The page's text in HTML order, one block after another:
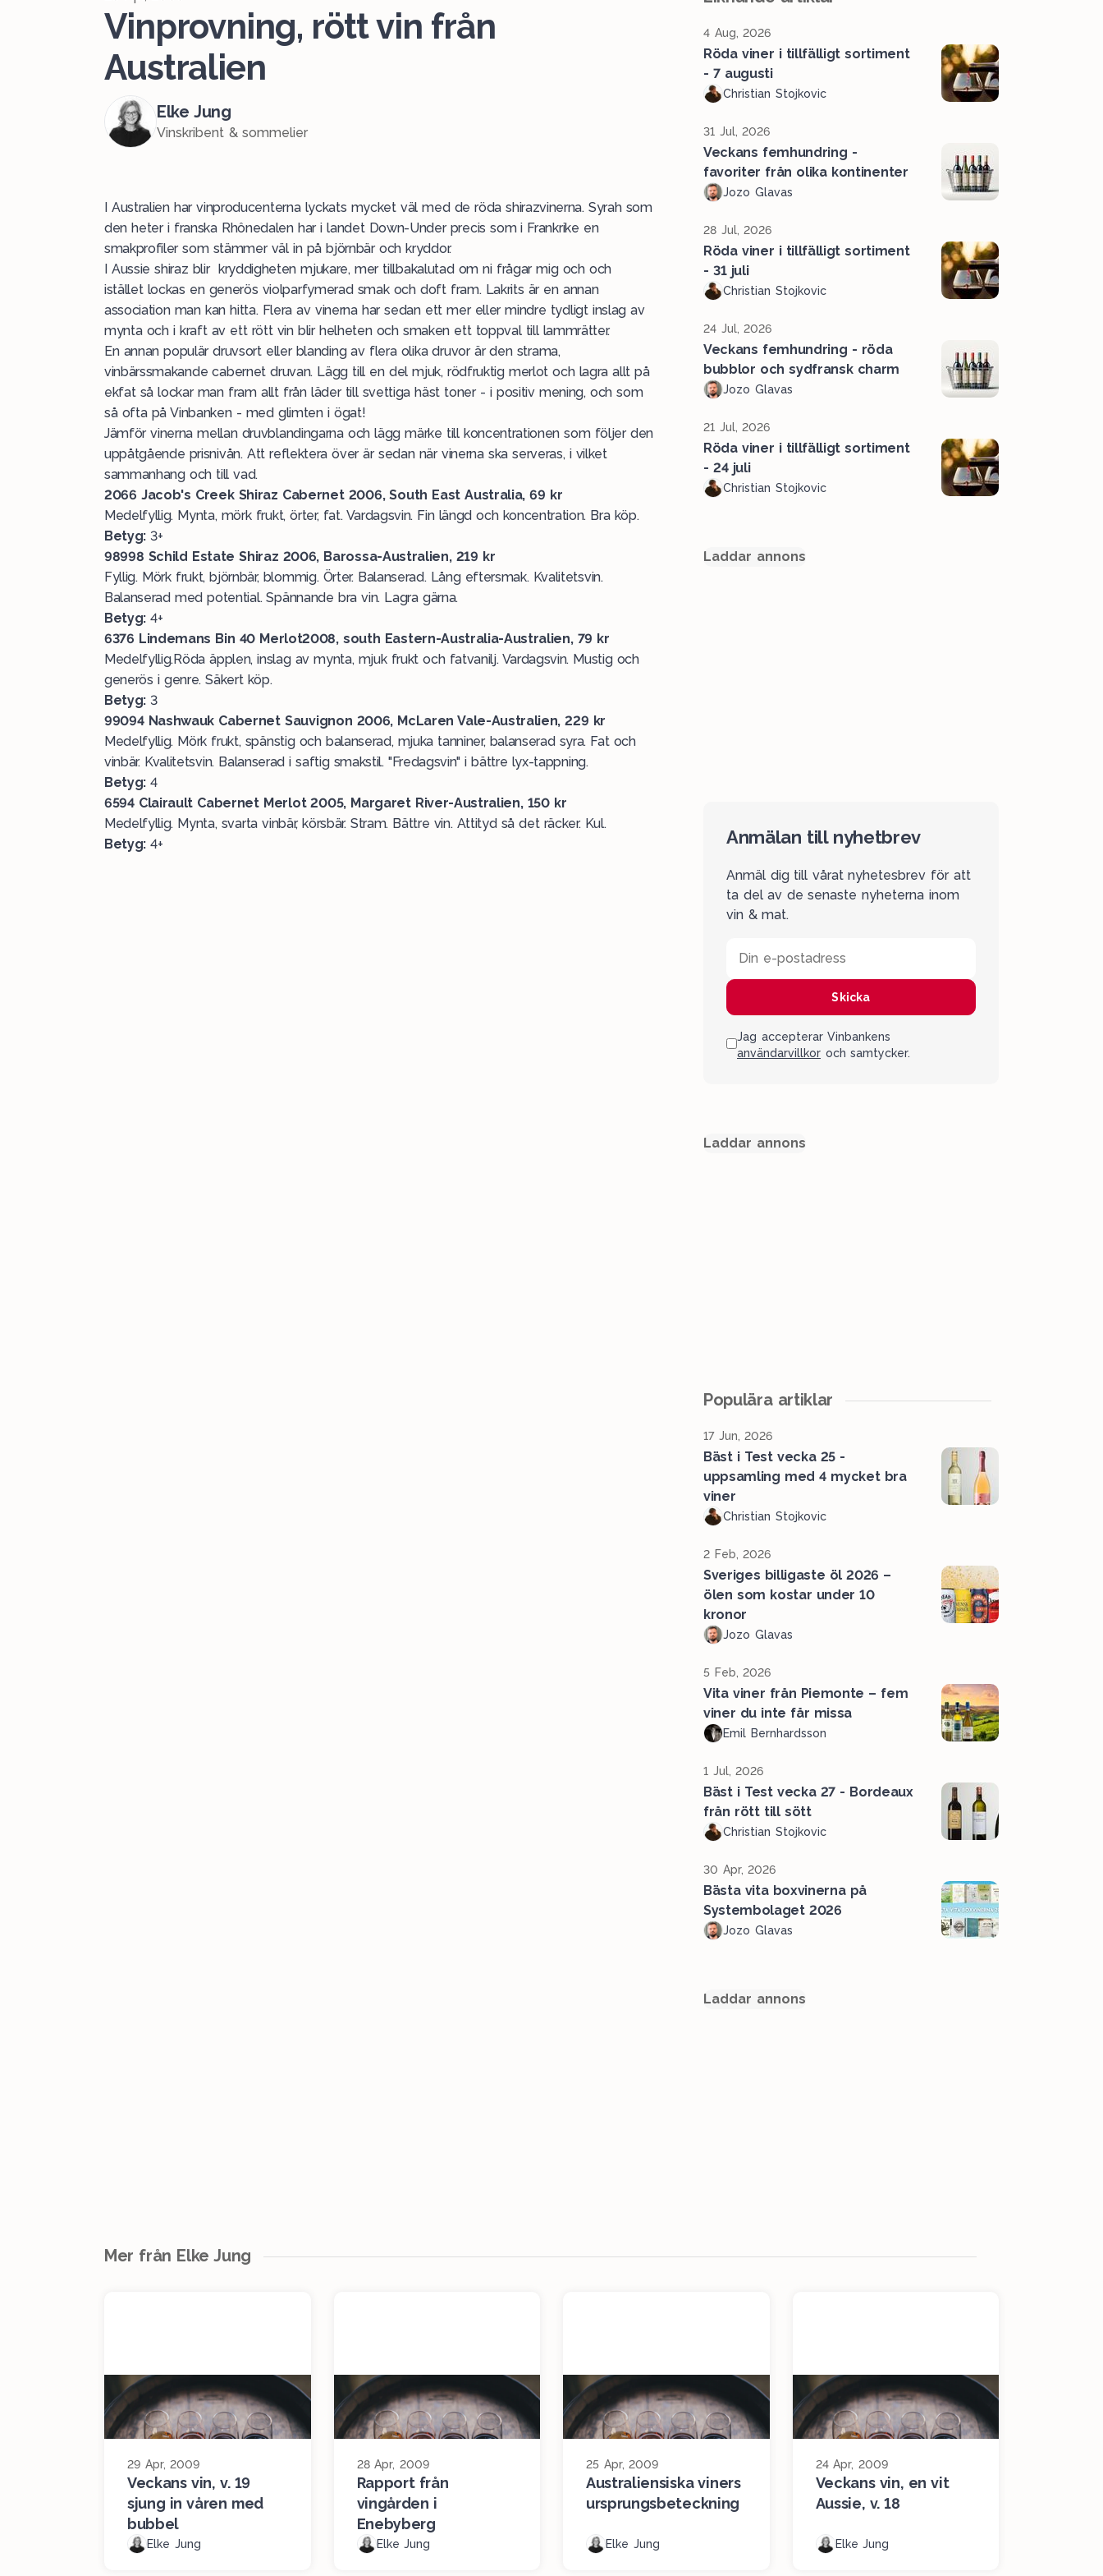
Vinprovning, rött vin från
Australien
Elke Jung
Vinskribent & sommelier
I Australien har vinproducenterna lyckats mycket väl med de röda shirazvinerna. Syrah som
den heter i franska Rhônedalen har i landet Down-Under precis som i Frankrike en
smakprofiler som stämmer väl in på björnbär och kryddor.
I Aussie shiraz blir kryddigheten mjukare, mer tillbakalutad om ni frågar mig och och
istället lockas en generös violparfymerad smak och doft fram. Lakrits är en annan
association man kan hitta. Flera av vinerna har sedan ett mer eller mindre tydligt inslag av
mynta och i kraft av ett rött vin blir helheten och smaken ett toppval till lammrätter.
En annan populär druvsort eller blanding av flera olika druvor är den strama,
vinbärssmakande cabernet druvan. Lägg till en del mjuk, rödfruktig merlot och lagra allt på
ekfat så lockar man fram allt från läder till svettiga häst toner - i positiv mening, och som
så ofta på Vinbanken - med glimten i ögat!
Jämför vinerna mellan druvblandingarna och lägg märke till koncentrationen som följer den
uppåtgående prisnivån. Att reflektera över är sedan när vinerna ska serveras, i vilket
sammanhang och till vad.
2066 Jacob's Creek Shiraz Cabernet 2006, South East Australia, 69 kr
Medelfyllig. Mynta, mörk frukt, örter, fat. Vardagsvin. Fin längd och koncentration. Bra köp.
Betyg: 3+
98998 Schild Estate Shiraz 2006, Barossa-Australien, 219 kr
Fyllig. Mörk frukt, björnbär, blommig. Örter. Balanserad. Lång eftersmak. Kvalitetsvin.
Balanserad med potential. Spännande bra vin. Lagra gärna.
Betyg: 4+
6376 Lindemans Bin 40 Merlot2008, south Eastern-Australia-Australien, 79 kr
Medelfyllig.Röda äpplen, inslag av mynta, mjuk frukt och fatvanilj. Vardagsvin. Mustig och
generös i genre. Säkert köp.
Betyg: 3
99094 Nashwauk Cabernet Sauvignon 2006, McLaren Vale-Australien, 229 kr
Medelfyllig. Mörk frukt, spänstig och balanserad, mjuka tanniner, balanserad syra. Fat och
vinbär. Kvalitetsvin. Balanserad i saftig smakstil. "Fredagsvin" i bättre lyx-tappning.
Betyg: 4
6594 Clairault Cabernet Merlot 2005, Margaret River-Australien, 150 kr
Medelfyllig. Mynta, svarta vinbär, körsbär. Stram. Bättre vin. Attityd så det räcker. Kul.
Betyg: 4+
4 Aug, 2026
Röda viner i tillfälligt sortiment
- 7 augusti
Christian Stojkovic
31 Jul, 2026
Veckans femhundring -
favoriter från olika kontinenter
Jozo Glavas
28 Jul, 2026
Röda viner i tillfälligt sortiment
- 31 juli
Christian Stojkovic
24 Jul, 2026
Veckans femhundring - röda
bubblor och sydfransk charm
Jozo Glavas
21 Jul, 2026
Röda viner i tillfälligt sortiment
- 24 juli
Christian Stojkovic
Laddar annons
Anmälan till nyhetbrev
Anmäl dig till vårat nyhetesbrev för att
ta del av de senaste nyheterna inom
vin & mat.
Din e-postadress
Skicka
Jag accepterar Vinbankens
användarvillkor och samtycker.
Laddar annons
Populära artiklar
17 Jun, 2026
Bäst i Test vecka 25 -
uppsamling med 4 mycket bra
viner
Christian Stojkovic
2 Feb, 2026
Sveriges billigaste öl 2026 –
ölen som kostar under 10
kronor
Jozo Glavas
5 Feb, 2026
Vita viner från Piemonte – fem
viner du inte får missa
Emil Bernhardsson
1 Jul, 2026
Bäst i Test vecka 27 - Bordeaux
från rött till sött
Christian Stojkovic
30 Apr, 2026
Bästa vita boxvinerna på
Systembolaget 2026
Jozo Glavas
Laddar annons
Mer från Elke Jung
29 Apr, 2009
Veckans vin, v. 19
sjung in våren med
bubbel
Elke Jung
28 Apr, 2009
Rapport från
vingården i
Enebyberg
Elke Jung
25 Apr, 2009
Australiensiska viners
ursprungsbeteckning
Elke Jung
24 Apr, 2009
Veckans vin, en vit
Aussie, v. 18
Elke Jung